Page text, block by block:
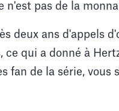
pas de la
deux ans d'appels
qui a donné à
fan de la série, vous